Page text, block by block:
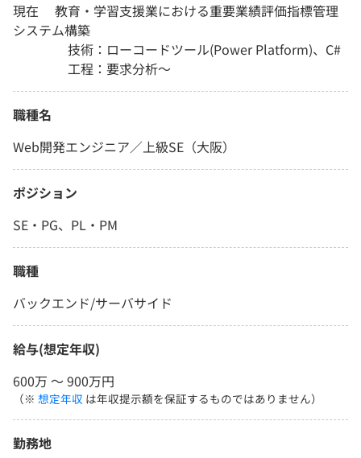
現在 教育・学習支援業における重要業績評価指標管理
システム構築
技術：ローコードツール(Power Platform)、C#
工程：要求分析～
職種名
Web開発エンジニア／上級SE（大阪）
ポジション
SE・PG、PL・PM
職種
バックエンド/サーバサイド
給与(想定年収)
600万 〜 900万円
（※ 想定年収 は年収提示額を保証するものではありません）
勤務地